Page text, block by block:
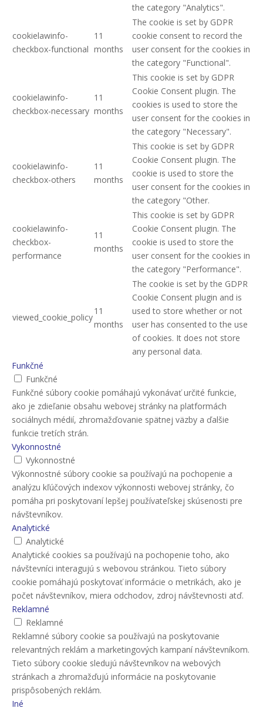
the category "Analytics".
cookielawinfo-
checkbox-functional
11
months
The cookie is set by GDPR
cookie consent to record the
user consent for the cookies in
the category "Functional".
cookielawinfo-
checkbox-necessary
11
months
This cookie is set by GDPR
Cookie Consent plugin. The
cookies is used to store the
user consent for the cookies in
the category "Necessary".
cookielawinfo-
checkbox-others
11
months
This cookie is set by GDPR
Cookie Consent plugin. The
cookie is used to store the
user consent for the cookies in
the category "Other.
cookielawinfo-
checkbox-
performance
11
months
This cookie is set by GDPR
Cookie Consent plugin. The
cookie is used to store the
user consent for the cookies in
the category "Performance".
viewed_cookie_policy
11
months
The cookie is set by the GDPR
Cookie Consent plugin and is
used to store whether or not
user has consented to the use
of cookies. It does not store
any personal data.
Funkčné
Funkčné
Funkčné súbory cookie pomáhajú vykonávať určité funkcie,
ako je zdieľanie obsahu webovej stránky na platformách
sociálnych médií, zhromažďovanie spätnej väzby a ďalšie
funkcie tretích strán.
Vykonnostné
Vykonnostné
Výkonnostné súbory cookie sa používajú na pochopenie a
analýzu kľúčových indexov výkonnosti webovej stránky, čo
pomáha pri poskytovaní lepšej používateľskej skúsenosti pre
návštevníkov.
Analytické
Analytické
Analytické cookies sa používajú na pochopenie toho, ako
návštevníci interagujú s webovou stránkou. Tieto súbory
cookie pomáhajú poskytovať informácie o metrikách, ako je
počet návštevníkov, miera odchodov, zdroj návštevnosti atď.
Reklamné
Reklamné
Reklamné súbory cookie sa používajú na poskytovanie
relevantných reklám a marketingových kampaní návštevníkom.
Tieto súbory cookie sledujú návštevníkov na webových
stránkach a zhromažďujú informácie na poskytovanie
prispôsobených reklám.
Iné